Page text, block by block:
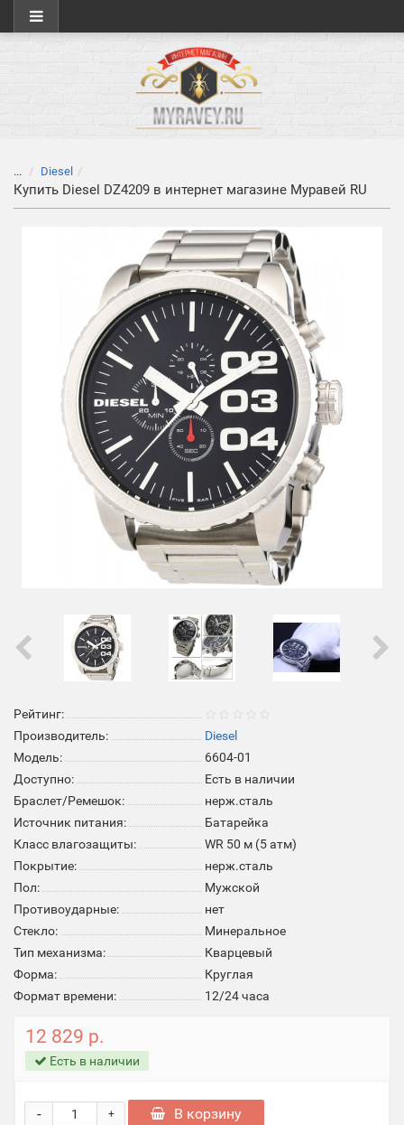
... Diesel
Купить Diesel DZ4209 в интернет магазине Муравей RU
Рейтинг:
Производитель:
Diesel
Модель:
6604-01
Доступно:
Есть в наличии
Браслет/Ремешок:
нерж.сталь
Источник питания:
Батарейка
Класс влагозащиты:
WR 50 м (5 атм)
Покрытие:
нерж.сталь
Пол:
Мужской
Противоударные:
нет
Стекло:
Минеральное
Тип механизма:
Кварцевый
Форма:
Круглая
Формат времени:
12/24 часа
12 829 р.
Есть в наличии
+
- В корзину